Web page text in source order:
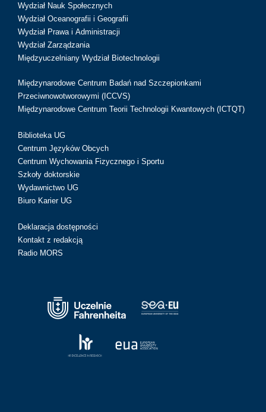
Wydział Nauk Społecznych
Wydział Oceanografii i Geografii
Wydział Prawa i Administracji
Wydział Zarządzania
Międzyuczelniany Wydział Biotechnologii
Międzynarodowe Centrum Badań nad Szczepionkami
Przeciwnowotworowymi (ICCVS)
Międzynarodowe Centrum Teorii Technologii Kwantowych (ICTQT)
Biblioteka UG
Centrum Języków Obcych
Centrum Wychowania Fizycznego i Sportu
Szkoły doktorskie
Wydawnictwo UG
Biuro Karier UG
Deklaracja dostępności
Kontakt z redakcją
Radio MORS